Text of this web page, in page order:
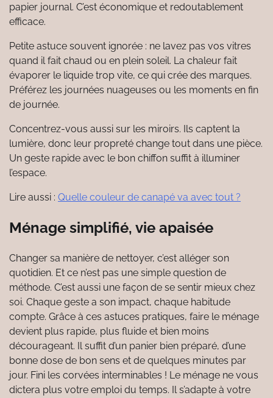
papier journal. C’est économique et redoutablement
efficace.
Petite astuce souvent ignorée : ne lavez pas vos vitres
quand il fait chaud ou en plein soleil. La chaleur fait
évaporer le liquide trop vite, ce qui crée des marques.
Préférez les journées nuageuses ou les moments en fin
de journée.
Concentrez-vous aussi sur les miroirs. Ils captent la
lumière, donc leur propreté change tout dans une pièce.
Un geste rapide avec le bon chiffon suffit à illuminer
l’espace.
Lire aussi : Quelle couleur de canapé va avec tout ?
Ménage simplifié, vie apaisée
Changer sa manière de nettoyer, c’est alléger son
quotidien. Et ce n’est pas une simple question de
méthode. C’est aussi une façon de se sentir mieux chez
soi. Chaque geste a son impact, chaque habitude
compte. Grâce à ces astuces pratiques, faire le ménage
devient plus rapide, plus fluide et bien moins
décourageant. Il suffit d’un panier bien préparé, d’une
bonne dose de bon sens et de quelques minutes par
jour. Fini les corvées interminables ! Le ménage ne vous
dictera plus votre emploi du temps. Il s’adapte à votre